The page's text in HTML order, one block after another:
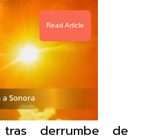
Read Article
tras derrumbe de